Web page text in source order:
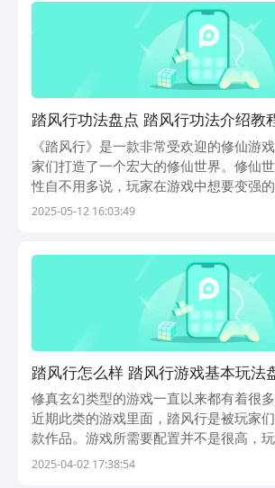
的具体玩法，方便后续
踏风行功法盘点 踏风行功法介绍教
《踏风行》是一款非常受欢迎的修仙游
家们打造了一个宏大的修仙世界。修仙
性自不用多说，玩家在游戏中想要变强
了决定性的作用。下面这篇有关踏风行功
斗...
2025-05-12 16:03:49
踏风行怎么样 踏风行游戏基本玩法
修真玄幻类型的游戏一直以来都有着很
近期此类的游戏里面，踏风行是被玩家
款作品。游戏所需要配置并不是很高，
是一款不错的游戏。踏风行怎么样？不少
2025-04-02 17:38:54